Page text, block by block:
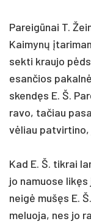
Pa­reigū­nai T.
Kai­mynų
sek­ti krau­jo
esan­čios
skendęs E. Š.
ra­vo, ta­čiau
vėliau pa­tvir­ti­no,
Kad E. Š. tik­rai
jo na­muo­se
neigė mušęs E.
me­luo­ja, nes jo